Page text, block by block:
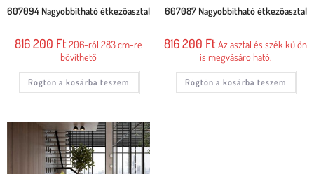
607094 Nagyobbítható étkezőasztal
816 200 Ft206-ról 283 cm-re
bővíthető
Rögtön a kosárba teszem
607087 Nagyobbítható étkezőasztal
816 200 FtAz asztal és szék külön
is megvásárolható.
Rögtön a kosárba teszem